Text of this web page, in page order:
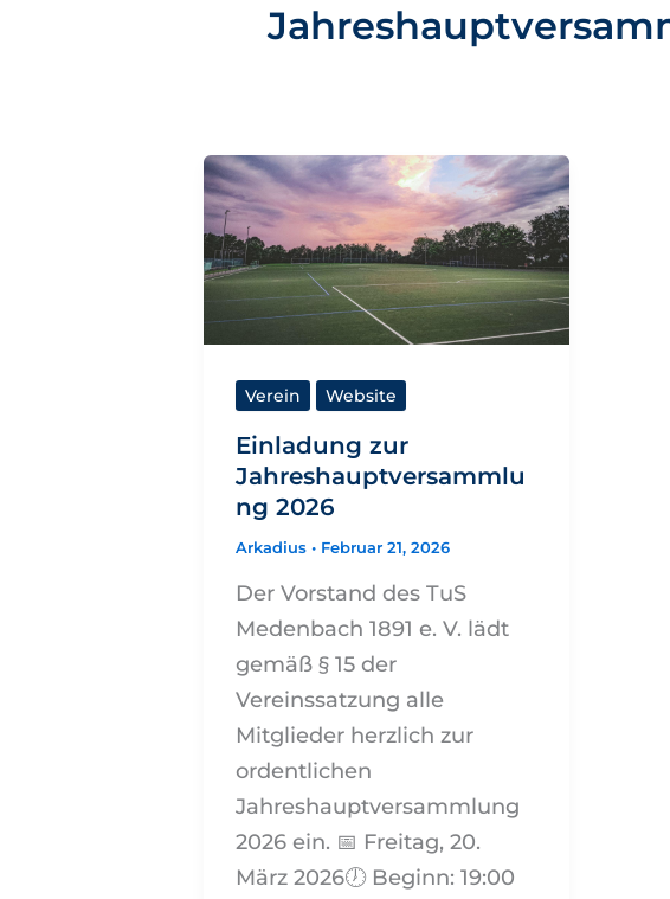
Verein Website
Einladung zur
Jahreshauptversammlu
ng 2026
Arkadius • Februar 21, 2026
Der Vorstand des TuS
Medenbach 1891 e. V. lädt
gemäß § 15 der
Vereinssatzung alle
Mitglieder herzlich zur
ordentlichen
Jahreshauptversammlung
2026 ein. 📅 Freitag, 20.
März 2026🕖 Beginn: 19:00